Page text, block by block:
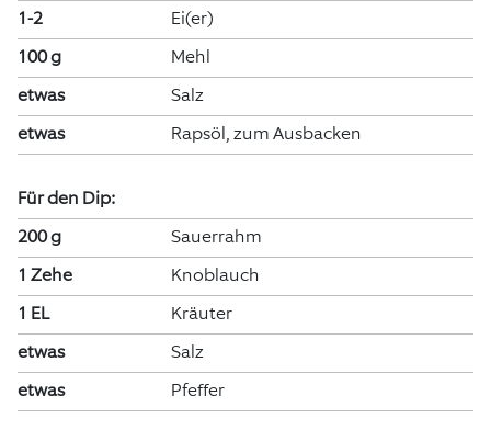
1-2
Ei(er)
100 g
Mehl
etwas
Salz
etwas
Rapsöl, zum Ausbacken
Für den Dip:
200 g
Sauerrahm
1 Zehe
Knoblauch
1 EL
Kräuter
etwas
Salz
etwas
Pfeffer